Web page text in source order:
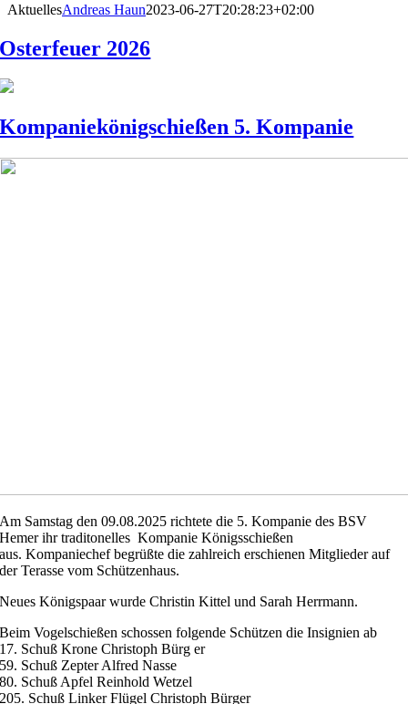
AktuellesAndreas Haun2023-06-27T20:28:23+02:00
Osterfeuer 2026
Kompaniekönigschießen 5. Kompanie
Am Samstag den 09.08.2025 richtete die 5. Kompanie des BSV
Hemer ihr traditonelles Kompanie Königsschießen
aus. Kompaniechef begrüßte die zahlreich erschienen Mitglieder auf
der Terasse vom Schützenhaus.
Neues Königspaar wurde Christin Kittel und Sarah Herrmann.
Beim Vogelschießen schossen folgende Schützen die Insignien ab
17. Schuß Krone Christoph Bürg er
59. Schuß Zepter Alfred Nasse
80. Schuß Apfel Reinhold Wetzel
205. Schuß Linker Flügel Christoph Bürger